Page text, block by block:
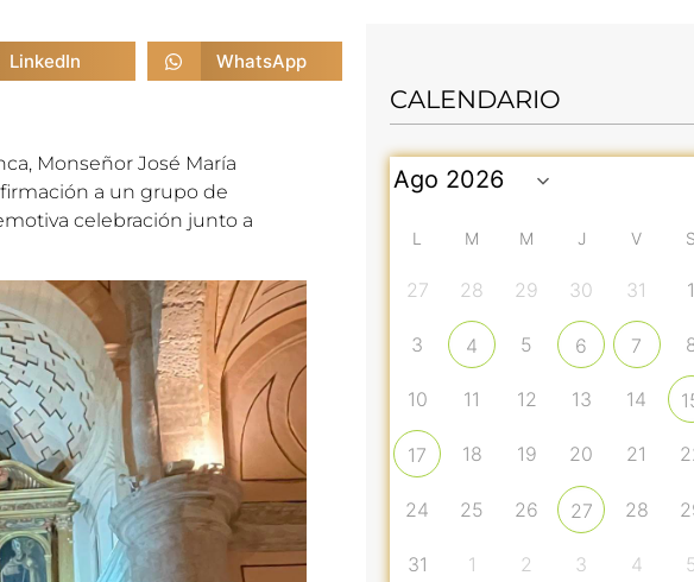
LinkedIn WhatsApp
Monseñor José María
a un grupo de
celebración junto a
CALENDARIO
L M M J V S
27 28 29 30 31 1
3 4 5 6 7
10 11 12 13 14
17 18 19 20 21
24 25 26 27 28
31 1 2 3 4 5